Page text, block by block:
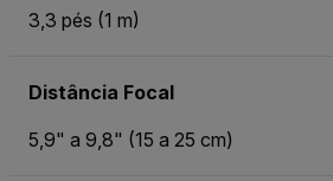
3,3 pés (1 m)
Distância Focal
5,9" a 9,8" (15 a 25 cm)